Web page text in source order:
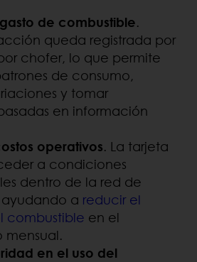
de combustible.
queda registrada por
chofer, lo que permite
de consumo,
y tomar
en información
operativos. La tarjeta
a condiciones
dentro de la red de
a reducir el
combustible en el
mensual.
en el uso del